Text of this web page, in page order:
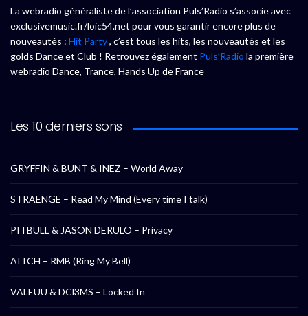
La webradio généraliste de l’association Puls’Radio s’associe avec
exclusivemusic.fr/loic54.net pour vous garantir encore plus de
nouveautés : Hit Party, c’est tous les hits, les nouveautés et les
golds Dance et Club ! Retrouvez également Puls’Radio la première
webradio Dance, Trance, Hands Up de France
Les 10 derniers sons
GRYFFIN & BUNT & INEZ – World Away
STRAENGE – Read My Mind (Every time I talk)
PITBULL & JASON DERULO – Privacy
AITCH – RMB (Ring My Bell)
VALEUU & DCl3MS – Locked In